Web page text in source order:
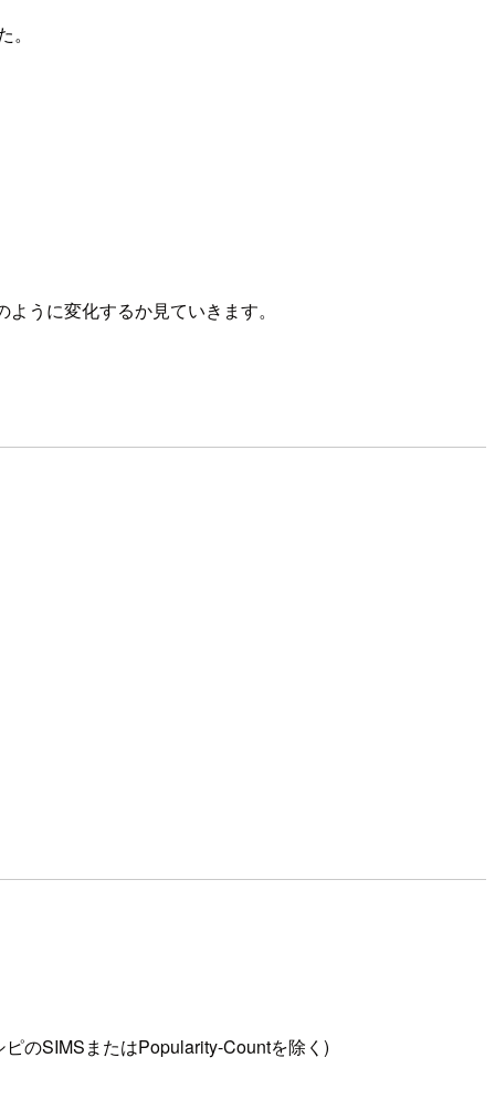
うに変化するか見ていきます。
のSIMSまたはPopularity-Countを除く)